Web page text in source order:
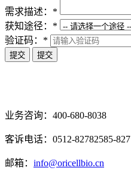
需求描述： *
获知途径： *
验证码： *
提交 提交
业务咨询：400-680-8038
客诉电话：0512-82782585-827
邮箱： info@oricellbio.cn